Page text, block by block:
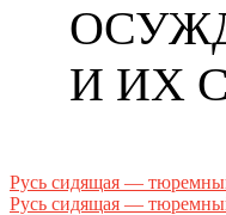
И ИХ
Русь сидящая —
Русь сидящая —